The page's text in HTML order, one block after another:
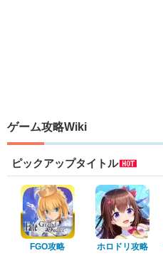
ゲーム攻略Wiki
ピックアップタイトル
FGO攻略 ホロドリ攻略